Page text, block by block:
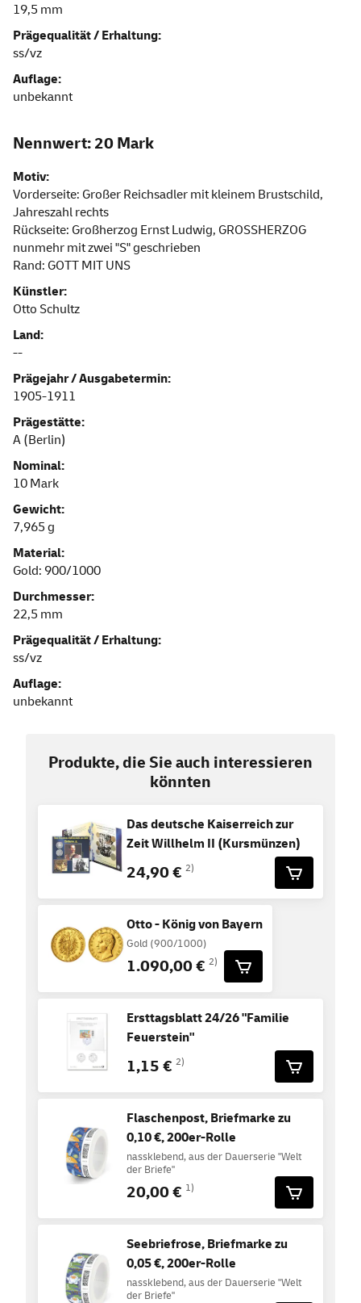
19,5 mm
Prägequalität / Erhaltung:
ss/vz
Auflage:
unbekannt
Nennwert: 20 Mark
Motiv:
Vorderseite: Großer Reichsadler mit kleinem Brustschild,
Jahreszahl rechts
Rückseite: Großherzog Ernst Ludwig, GROSSHERZOG
nunmehr mit zwei "S" geschrieben
Rand: GOTT MIT UNS
Künstler:
Otto Schultz
Land:
--
Prägejahr / Ausgabetermin:
1905-1911
Prägestätte:
A (Berlin)
Nominal:
10 Mark
Gewicht:
7,965 g
Material:
Gold: 900/1000
Durchmesser:
22,5 mm
Prägequalität / Erhaltung:
ss/vz
Auflage:
unbekannt
Produkte, die Sie auch interessieren
könnten
Das deutsche Kaiserreich zur
Zeit Willhelm II (Kursmünzen)
24,90 € 2)
Otto - König von Bayern
Gold (900/1000)
1.090,00 € 2)
Ersttagsblatt 24/26 "Familie
Feuerstein"
1,15 € 2)
Flaschenpost, Briefmarke zu
0,10 €, 200er-Rolle
nassklebend, aus der Dauerserie "Welt
der Briefe"
20,00 € 1)
Seebriefrose, Briefmarke zu
0,05 €, 200er-Rolle
nassklebend, aus der Dauerserie "Welt
der Briefe"